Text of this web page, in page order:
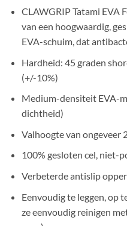
CLAWGRIP Tatami EVA
van een hoogwaardig,
EVA-schuim, dat
Hardheid: 45 graden
(+/-10%)
Medium-densiteit EVA-
dichtheid)
Valhoogte van ongeveer
100% gesloten cel, niet-
Verbeterde antislip
Eenvoudig te leggen, op
ze eenvoudig reinigen